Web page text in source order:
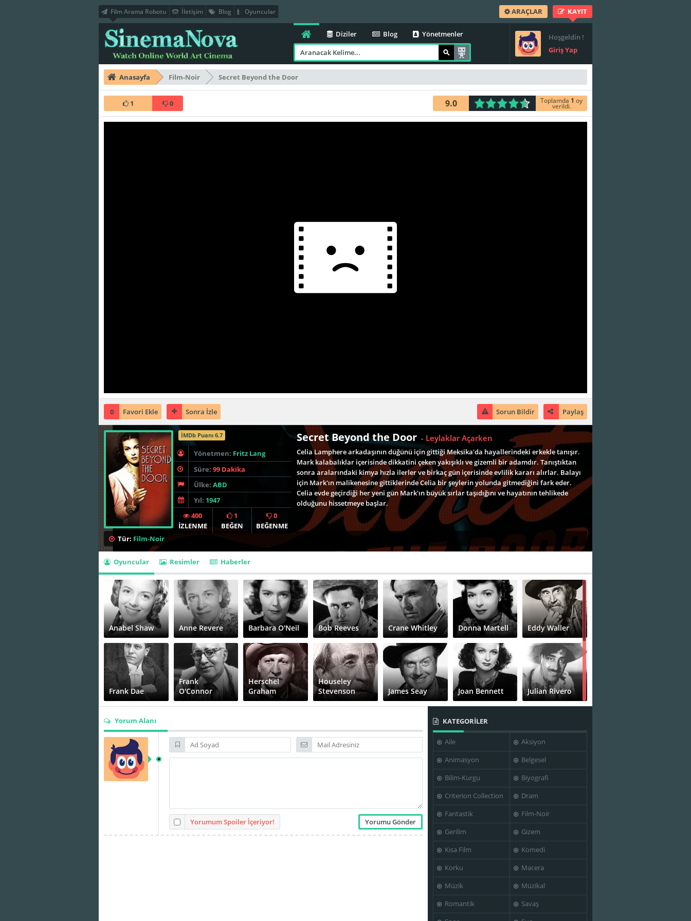
Film Arama Robotu İletişim Blog Oyuncular ARAÇLAR KAYIT
Hoşgeldin !
Giriş Yap
Diziler Blog Yönetmenler
Anasayfa Film-Noir Secret Beyond the Door
1 0 9.0 Toplamda 1 oy
verildi.
0 Favori Ekle Sonra İzle Paylaş
Sorun Bildir
İMDb Puanı 6.7
Yönetmen: Fritz Lang
Süre: 99 Dakika
Ülke: ABD
Yıl: 1947
400
İZLENME
1
BEĞEN
0
BEĞENME
Secret Beyond the Door - Leylaklar Açarken
Celia Lamphere arkadaşının düğünü için gittiği Meksika'da hayallerindeki erkekle tanışır.
Mark kalabalıklar içerisinde dikkatini çeken yakışıklı ve gizemli bir adamdır. Tanıştıktan
sonra aralarındaki kimya hızla ilerler ve birkaç gün içerisinde evlilik kararı alırlar. Balayı
için Mark'ın malikenesine gittiklerinde Celia bir şeylerin yolunda gitmediğini fark eder.
Celia evde geçirdiği her yeni gün Mark'ın büyük sırlar taşıdığını ve hayatının tehlikede
olduğunu hissetmeye başlar.
Tür: Film-Noir
Oyuncular Resimler Haberler
Anabel Shaw Anne Revere Barbara O'Neil Bob Reeves Crane Whitley Donna Martell Eddy Waller
Frank Dae
Frank
O'Connor
Herschel
Graham
Houseley
Stevenson
James Seay Joan Bennett Julian Rivero
Marie Harmon
Michael
Redgrave
Natalie Schafer Nolan Leary Paul Cavanagh
Ralph Brooks
Tom
Chatterton
Virginia Brissac Virginia Farmer Fritz Lang
Yorum Alanı
Yorumum Spoiler İçeriyor!
KATEGORİLER
Aile
Aksiyon
Animasyon
Belgesel
Bilim-Kurgu
Biyografi
Criterion Collection
Dram
Fantastik
Film-Noir
Gerilim
Gizem
Kısa Film
Komedi
Korku
Macera
Müzik
Müzikal
Romantik
Savaş